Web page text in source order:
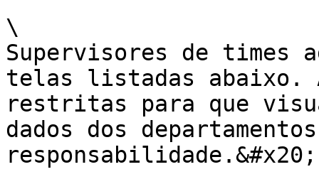
\
Supervisores de times
telas listadas abaixo.
restritas para que
dados dos
responsabilidade.&#x20;